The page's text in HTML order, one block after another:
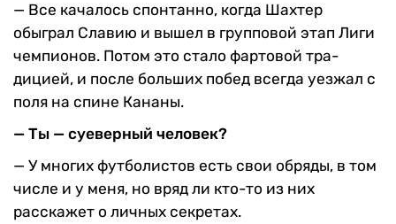
— Все качалось спонтан­но, когда Шахтер
обыграл Славию и вышел в групповой этап Лиги
чемпионов. По­том это стало фартовой тра­
дицией, и после больших по­бед всегда уезжал с
поля на спине Кананы.
— Ты — суеверный чело­век?
— У многих футболистов есть свои обряды, в том
числе и у меня, но вряд ли кто-то из них
расскажет о личных секре­тах.